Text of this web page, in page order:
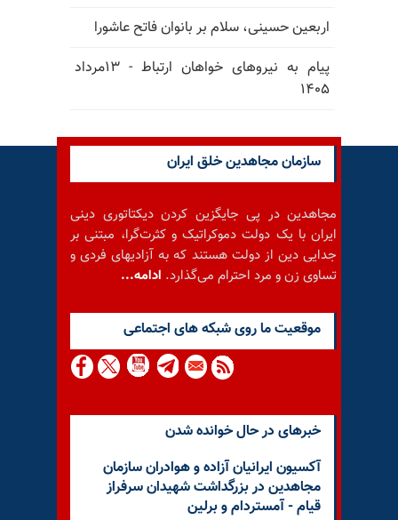
اربعین حسینی، سلام بر بانوان فاتح عاشورا
پیام به نیروهای خواهان ارتباط - ۱۳مرداد
۱۴۰۵
سازمان مجاهدین خلق ایران
مجاهدین در پی جایگزین کردن دیکتاتوری دینی
ایران با یک دولت دموکراتیک و کثرت‌گرا، مبتنی بر
جدایی دین از دولت هستند که به آزادیهای فردی و
تساوی زن و مرد احترام می‌گذارد. ادامه...
موقعيت ما روى شبكه هاى اجتماعى
خبرهای در حال خوانده شدن
آکسیون ایرانیان آزاده و هوادران سازمان
مجاهدین در بزرگداشت شهیدان سرفراز
قیام - آمستردام و برلین